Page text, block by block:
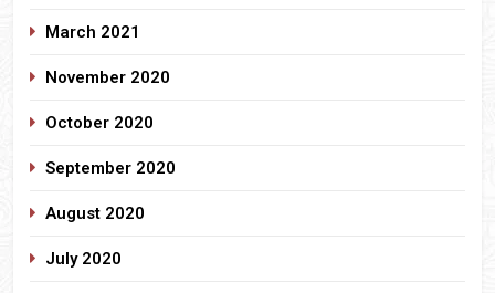
March 2021
November 2020
October 2020
September 2020
August 2020
July 2020